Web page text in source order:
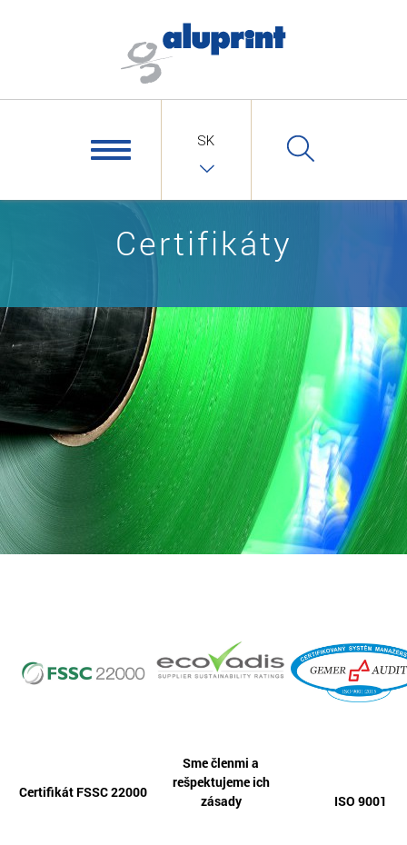
SK
Certifikáty
Certifikát FSSC 22000
Sme členmi a
rešpektujeme ich
zásady
ISO 9001